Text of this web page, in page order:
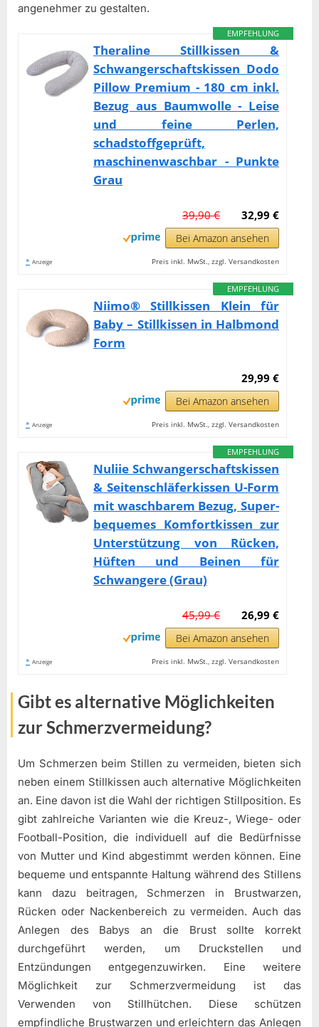
angenehmer zu gestalten.
EMPFEHLUNG
Theraline Stillkissen &
Schwangerschaftskissen Dodo
Pillow Premium - 180 cm inkl.
Bezug aus Baumwolle - Leise
und feine Perlen,
schadstoffgeprüft,
maschinenwaschbar - Punkte
Grau
32,99 €
39,90 €
Bei Amazon ansehen
* Anzeige Preis inkl. MwSt., zzgl. Versandkosten
EMPFEHLUNG
Niimo® Stillkissen Klein für
Baby – Stillkissen in Halbmond
Form
29,99 €
Bei Amazon ansehen
* Anzeige Preis inkl. MwSt., zzgl. Versandkosten
EMPFEHLUNG
Nuliie Schwangerschaftskissen
& Seitenschläferkissen U-Form
mit waschbarem Bezug, Super-
bequemes Komfortkissen zur
Unterstützung von Rücken,
Hüften und Beinen für
Schwangere (Grau)
26,99 €
45,99 €
Bei Amazon ansehen
* Anzeige Preis inkl. MwSt., zzgl. Versandkosten
Gibt es alternative Möglichkeiten
zur Schmerzvermeidung?
Um Schmerzen beim Stillen zu vermeiden, bieten sich
neben einem Stillkissen auch alternative Möglichkeiten
an. Eine davon ist die Wahl der richtigen Stillposition. Es
gibt zahlreiche Varianten wie die Kreuz-, Wiege- oder
Football-Position, die individuell auf die Bedürfnisse
von Mutter und Kind abgestimmt werden können. Eine
bequeme und entspannte Haltung während des Stillens
kann dazu beitragen, Schmerzen in Brustwarzen,
Rücken oder Nackenbereich zu vermeiden. Auch das
Anlegen des Babys an die Brust sollte korrekt
durchgeführt werden, um Druckstellen und
Entzündungen entgegenzuwirken. Eine weitere
Möglichkeit zur Schmerzvermeidung ist das
Verwenden von Stillhütchen. Diese schützen
empfindliche Brustwarzen und erleichtern das Anlegen